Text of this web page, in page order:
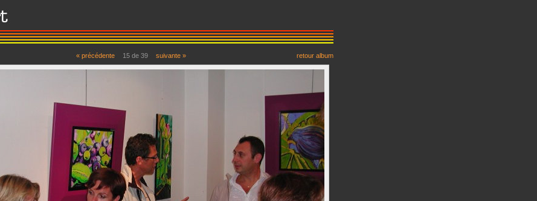
« précédente 15 de 39 suivante » retour album